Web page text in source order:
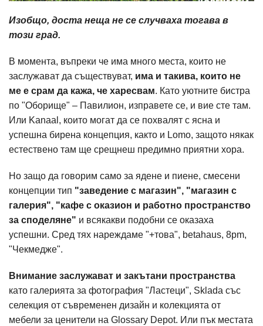
Изобщо, доста неща не се случваха тогава в
този град.
В момента, въпреки че има много места, които не
заслужават да съществуват, има и такива, които не
ме е срам да кажа, че харесвам. Като уютните бистра
по "Оборище" – Павилион, изправете се, и вие сте там.
Или Kanaal, които могат да се похвалят с ясна и
успешна бирена концепция, както и Lomo, защото някак
естествено там ще срещнеш предимно приятни хора.
Но защо да говорим само за ядене и пиене, смесени
концепции тип "заведение с магазин", "магазин с
галерия", "кафе с оказион и работно пространство
за споделяне" и всякакви подобни се оказаха
успешни. Сред тях нареждаме "+това", betahaus, 8pm,
"Чекмедже".
Внимание заслужават и закътани пространства
като галерията за фотография "Ластеци", Sklada със
селекция от съвременен дизайн и колекцията от
мебели за ценители на Glossary Depot. Или пък местата